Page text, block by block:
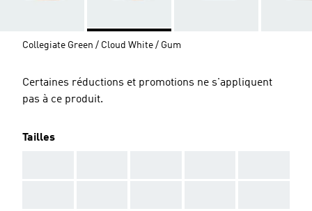
Collegiate Green / Cloud White / Gum
Certaines réductions et promotions ne s'appliquent
pas à ce produit.
Tailles